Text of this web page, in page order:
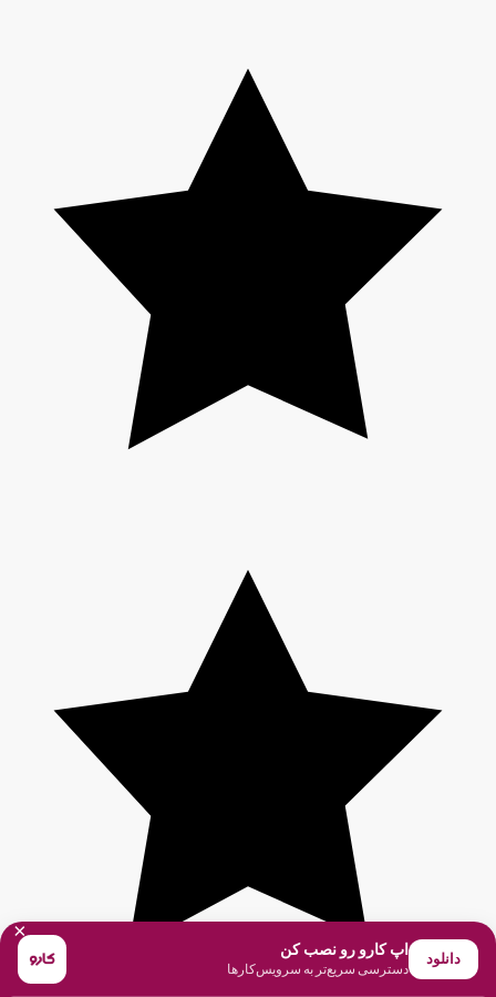
×
دانلود
اپ کارو رو نصب کن
دسترسی سریع‌تر به سرویس‌کارها